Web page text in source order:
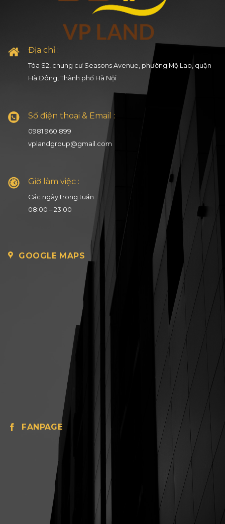
Địa chỉ :
Tòa S2, chung cư Seasons Avenue, phường Mộ Lao, quận
Hà Đông, Thành phố Hà Nội
Số điện thoại & Email :
0981.960.899
vplandgroup@gmail.com
Giờ làm việc :
Các ngày trong tuần
08:00 – 23:00
GOOGLE MAPS
FANPAGE